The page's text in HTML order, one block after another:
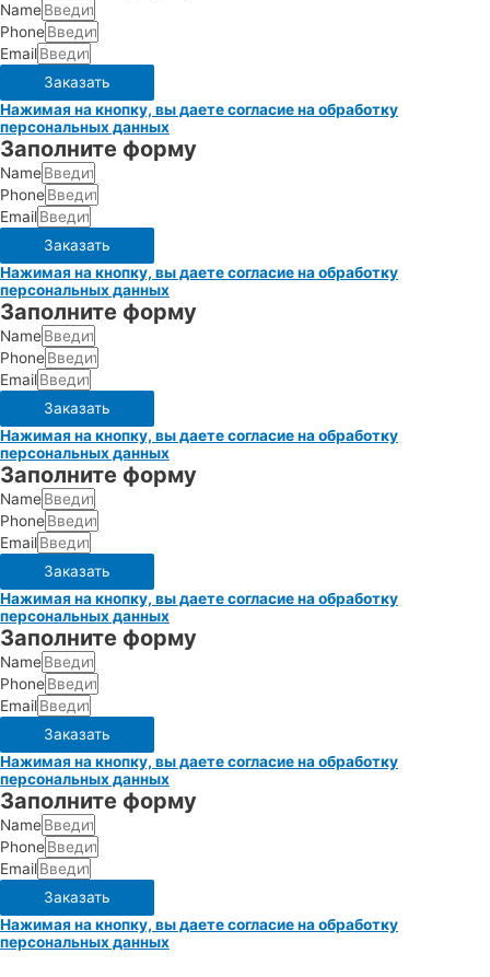
Name
Phone
Email
Заказать
Нажимая на кнопку, вы даете согласие на обработку
персональных данных
Заполните форму
Name
Phone
Email
Заказать
Нажимая на кнопку, вы даете согласие на обработку
персональных данных
Заполните форму
Name
Phone
Email
Заказать
Нажимая на кнопку, вы даете согласие на обработку
персональных данных
Заполните форму
Name
Phone
Email
Заказать
Нажимая на кнопку, вы даете согласие на обработку
персональных данных
Заполните форму
Name
Phone
Email
Заказать
Нажимая на кнопку, вы даете согласие на обработку
персональных данных
Заполните форму
Name
Phone
Email
Заказать
Нажимая на кнопку, вы даете согласие на обработку
персональных данных